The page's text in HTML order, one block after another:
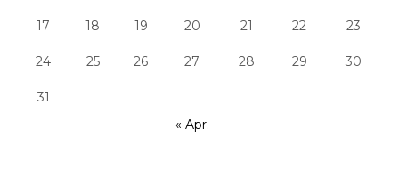
17 18 19 20 21 22 23
24 25 26 27 28 29 30
31
« Apr.